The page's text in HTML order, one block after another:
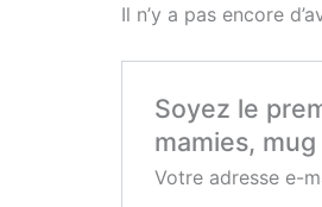
Il n’y a pas encore
Soyez le
mamies,
Votre adresse e-